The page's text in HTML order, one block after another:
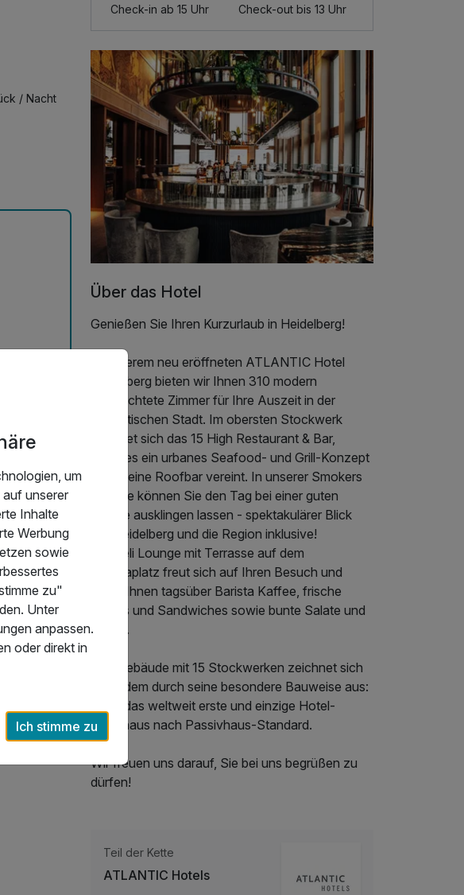
/ Nacht
Check-in ab 15 Uhr Check-out bis 13 Uhr
Über das Hotel
Genießen Sie Ihren Kurzurlaub in Heidelberg!
In unserem neu eröffneten ATLANTIC Hotel
Heidelberg bieten wir Ihnen 310 modern
eingerichtete Zimmer für Ihre Auszeit in der
romantischen Stadt. Im obersten Stockwerk
befindet sich das 15 High Restaurant & Bar,
welches ein urbanes Seafood- und Grill-Konzept
sowie eine Roofbar vereint. In unserer Smokers
Lounge können Sie den Tag bei einer guten
Zigarre ausklingen lassen - spektakulärer Blick
auf Heidelberg und die Region inklusive!
Die Deli Lounge mit Terrasse auf dem
Europaplatz freut sich auf Ihren Besuch und
bietet Ihnen tagsüber Barista Kaffee, frische
Bagels und Sandwiches sowie bunte Salate und
Bowls.
Das Gebäude mit 15 Stockwerken zeichnet sich
außerdem durch seine besondere Bauweise aus:
Es ist das weltweit erste und einzige Hotel-
Hochhaus nach Passivhaus-Standard.
Wir freuen uns darauf, Sie bei uns begrüßen zu
dürfen!
Teil der Kette
ATLANTIC Hotels
um
unserer
Inhalte
Werbung
sowie
zu"
Unter
anpassen.
oder direkt in
Ich stimme zu